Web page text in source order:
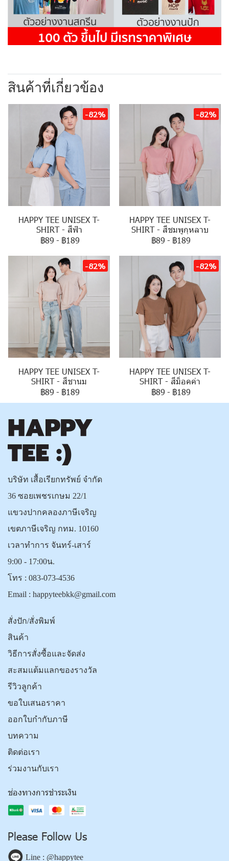
สินค้าที่เกี่ยวข้อง
-82%
HAPPY TEE UNISEX T-
SHIRT - สีฟ้า
฿89 - ฿189
-82%
HAPPY TEE UNISEX T-
SHIRT - สีชมพูกุหลาบ
฿89 - ฿189
-82%
HAPPY TEE UNISEX T-
SHIRT - สีชานม
฿89 - ฿189
-82%
HAPPY TEE UNISEX T-
SHIRT - สีม็อคค่า
฿89 - ฿189
บริษัท เสื้อเรียกทรัพย์ จำกัด
36 ซอยเพชรเกษม 22/1
แขวงปากคลองภาษีเจริญ
เขตภาษีเจริญ กทม. 10160
เวลาทำการ จันทร์-เสาร์
9:00 - 17:00น.
โทร : 083-073-4536
Email : happyteebkk@gmail.com
สั่งปัก/สั่งพิมพ์
สินค้า
วิธีการสั่งซื้อและจัดส่ง
สะสมแต้มแลกของรางวัล
รีวิวลูกค้า
ขอใบเสนอราคา
ออกใบกำกับภาษี
บทความ
ติดต่อเรา
ร่วมงานกับเรา
ช่องทางการชำระเงิน
Please Follow Us
Line : @happytee